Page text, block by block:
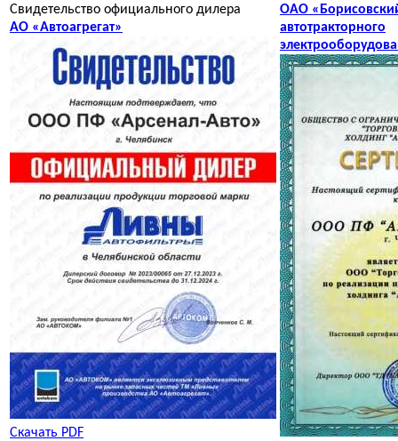
Свидетельство официального дилера
АО «Автоагрегат»
Скачать PDF
ОАО
автотракторного